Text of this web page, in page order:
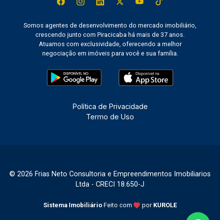
Somos agentes de desenvolvimento do mercado imobiliário,
crescendo junto com Piracicaba há mais de 37 anos.
Atuamos com exclusividade, oferecendo a melhor
negociação em imóveis para você e sua família.
Política de Privacidade
Termo de Uso
© 2026 Frias Neto Consultoria e Empreendimentos Imobiliarios
Ltda - CRECI 18.650-J
Sistema Imobiliário Feito com por KUROLE